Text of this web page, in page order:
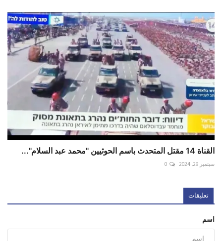
القناة 14 مقتل المتحدث باسم الحوثيين "محمد عبد السلام"...
سبتمبر 29, 2024 0
تعليقات
اسم